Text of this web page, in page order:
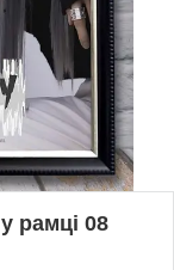
рамці 08